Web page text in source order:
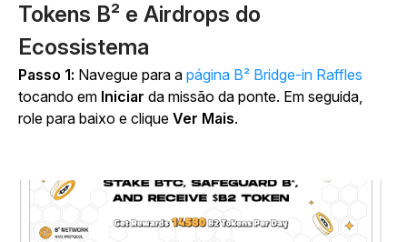
Tokens B² e Airdrops do
Ecossistema
Passo 1: Navegue para a página B² Bridge-in Raffles
tocando em Iniciar da missão da ponte. Em seguida,
role para baixo e clique Ver Mais.